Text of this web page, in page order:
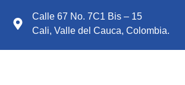
Calle 67 No. 7C1 Bis – 15
Cali, Valle del Cauca, Colombia.